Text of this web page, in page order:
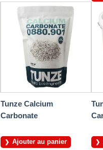
Tunze Calcium
Carbonate
Ajouter au panier